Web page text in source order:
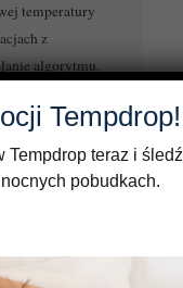
temperatury
z
algorytmu.
Tempdrop!
teraz i
pobudkach.